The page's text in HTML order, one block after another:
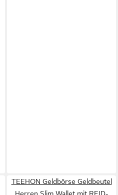
TEEHON Geldbörse Geldbeutel
Herren Slim Wallet mit RFID-